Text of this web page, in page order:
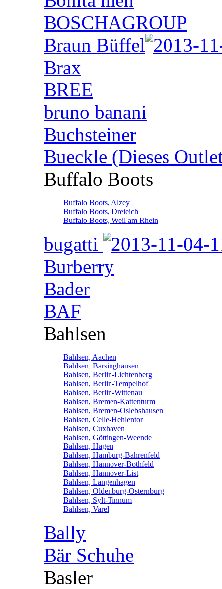
BOSCHAGROUP
Braun Büffel
Brax
BREE
bruno banani
Buchsteiner
Bueckle (Dieses
Buffalo Boots
Buffalo Boots, Alzey
Buffalo Boots, Dreieich
Buffalo Boots, Weil am Rhein
bugatti
Burberry
Bader
BAF
Bahlsen
Bahlsen, Aachen
Bahlsen, Barsinghausen
Bahlsen, Berlin-Lichtenberg
Bahlsen, Berlin-Tempelhof
Bahlsen, Berlin-Wittenau
Bahlsen, Bremen-Kattenturm
Bahlsen, Bremen-Oslebshausen
Bahlsen, Celle-Hehlentor
Bahlsen, Cuxhaven
Bahlsen, Göttingen-Weende
Bahlsen, Hagen
Bahlsen, Hamburg-Bahrenfeld
Bahlsen, Hannover-Bothfeld
Bahlsen, Hannover-List
Bahlsen, Langenhagen
Bahlsen, Oldenburg-Osternburg
Bahlsen, Sylt-Tinnum
Bahlsen, Varel
Bally
Bär Schuhe
Basler